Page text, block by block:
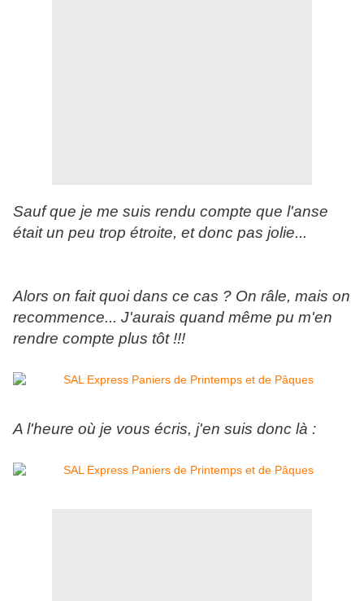
Sauf que je me suis rendu compte que l'anse
était un peu trop étroite, et donc pas jolie...
Alors on fait quoi dans ce cas ? On râle, mais on
recommence... J'aurais quand même pu m'en
rendre compte plus tôt !!!
A l'heure où je vous écris, j'en suis donc là :